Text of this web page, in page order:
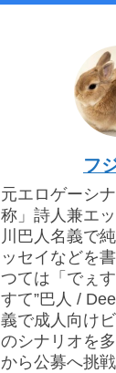
フ
元エロゲーシ
称」詩人兼エ
川巴人名義で
ッセイなどを
つては「でぇ
すて”巴人 /
義で成人向け
のシナリオを
から公募へ挑